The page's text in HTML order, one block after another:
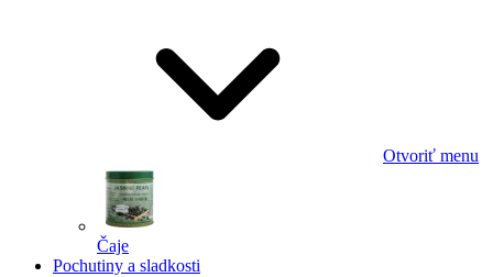
Otvoriť menu
Čaje
Pochutiny a sladkosti